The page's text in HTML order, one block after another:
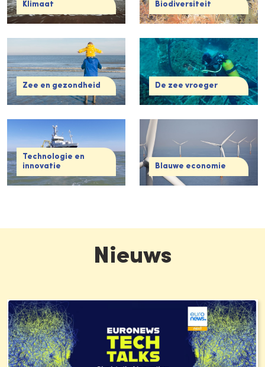
Klimaat Biodiversiteit
Zee en gezondheid De zee vroeger
Technologie en
innovatie
Blauwe economie
Nieuws